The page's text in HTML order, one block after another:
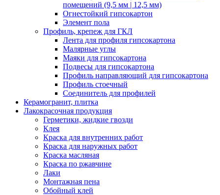
помещений (9,5 мм | 12,5 мм)
Огнестойкий гипсокартон
Элемент пола
Профиль, крепеж для ГКЛ
Лента для профиля гипсокартона
Малярные углы
Маяки для гипсокартона
Подвесы для гипсокартона
Профиль направляющий для гипсокартона
Профиль стоечный
Соединитель для профилей
Керамогранит, плитка
Лакокрасочная продукция
Герметики, жидкие гвозди
Клея
Краска для внутренних работ
Краска для наружных работ
Краска масляная
Краска по ржавчине
Лаки
Монтажная пена
Обойный клей